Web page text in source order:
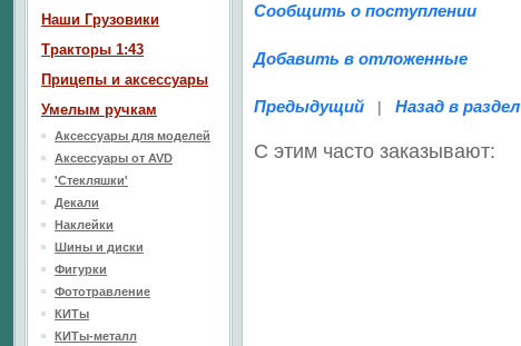
Сообщить о поступлении
Добавить в отложенные
Предыдущий | Назад в раздел
С этим часто заказывают:
Наши Грузовики
Тракторы 1:43
Прицепы и аксессуары
Умелым ручкам
Аксессуары для моделей
Аксессуары от AVD
'Стекляшки'
Декали
Наклейки
Шины и диски
Фигурки
Фототравление
КИТы
КИТы-металл